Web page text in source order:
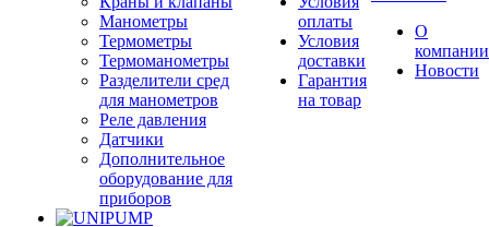
Манометры
Термометры
Термоманометры
Разделители сред
для манометров
Реле давления
Датчики
Дополнительное
оборудование для
приборов
оплаты
Условия
доставки
Гарантия
на товар
О
компании
Новости